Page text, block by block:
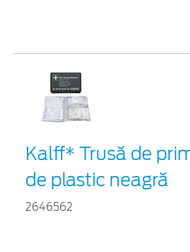
Kalff* Trusă de
de plastic neagră
2646562